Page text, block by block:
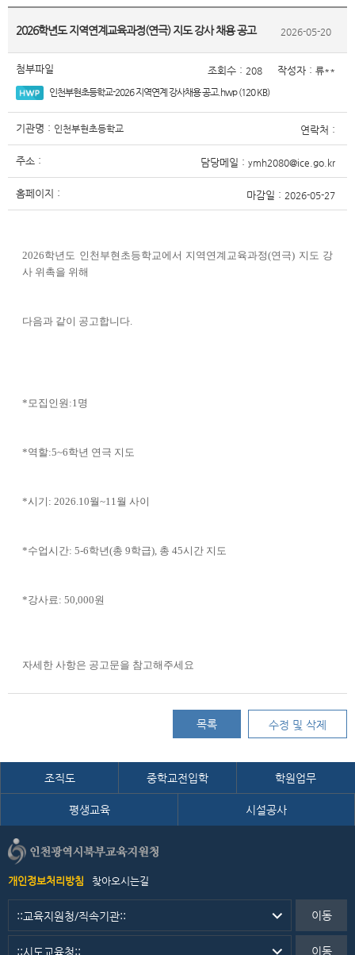
2026학년도 지역연계교육과정(연극) 지도 강사 채용 공고 2026-05-20
첨부파일
인천부현초등학교-2026 지역연계 강사채용 공고.hwp (120 KB)
조회수 : 208 작성자 : 류**
기관명 : 인천부현초등학교 연락처 :
주소 : 담당메일 : ymh2080@ice.go.kr
홈페이지 : 마감일 : 2026-05-27
2026학년도 인천부현초등학교에서 지역연계교육과정(연극) 지도 강
사 위촉을 위해
다음과 같이 공고합니다.
*모집인원 :1명
*역할:5~6학년 연극 지도
*시기 : 2026.10월~11월 사이
*수업시간: 5-6학년(총 9학급), 총 45시간 지도
*강사료: 50,000원
자세한 사항은 공고문을 참고해주세요
목록 수정 및 삭제
조직도 중학교전입학 학원업무
평생교육 시설공사
개인정보처리방침 찾아오시는길
이동
이동